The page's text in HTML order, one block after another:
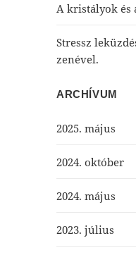
A kristályok és
Stressz
zenével.
ARCHÍVUM
2025. május
2024. október
2024. május
2023. július